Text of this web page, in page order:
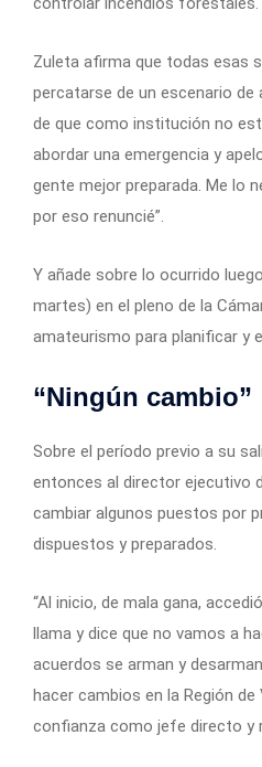
Zuleta afirma que todas esas
percatarse de un escenario de
de que como institución no
abordar una emergencia y
gente mejor preparada. Me lo
por eso renuncié”.
Y añade sobre lo ocurrido
martes) en el pleno de la
amateurismo para planificar y
“Ningún cambio”
Sobre el período previo a su
entonces al director ejecutivo
cambiar algunos puestos por
dispuestos y preparados.
“Al inicio, de mala gana,
llama y dice que no vamos a
acuerdos se arman y
hacer cambios en la Región de
confianza como jefe directo y